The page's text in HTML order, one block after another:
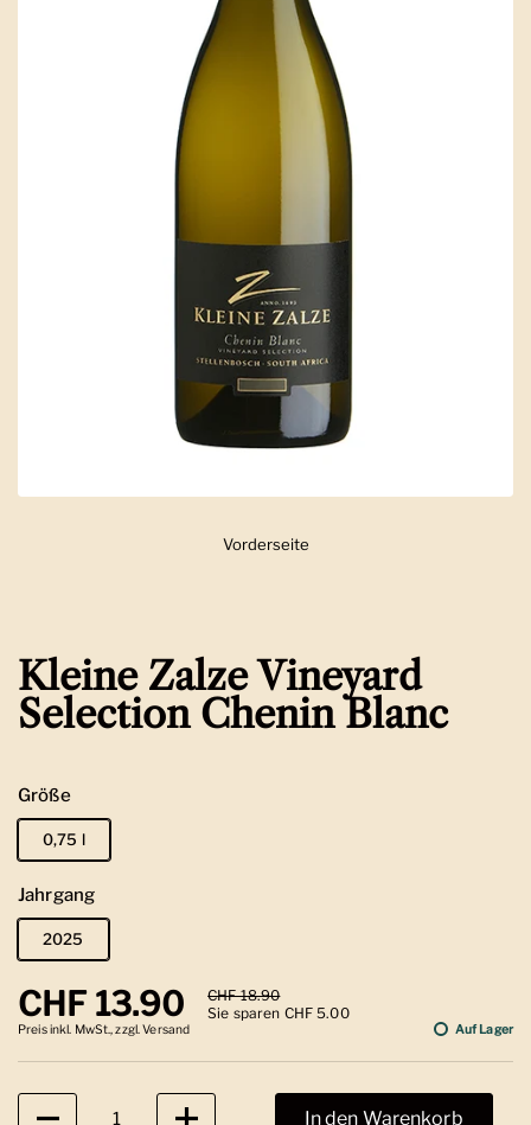
Zeige Folie 1
Vorderseite
Kleine Zalze Vineyard
Selection Chenin Blanc
Größe
0,75 l
Jahrgang
2025
Regulärer Preis
CHF 13.90 Sale-Preis
CHF 18.90
Sie sparen CHF 5.00
Preis inkl. MwSt., zzgl. Versand Auf Lager
Anzahl
In den Warenkorb